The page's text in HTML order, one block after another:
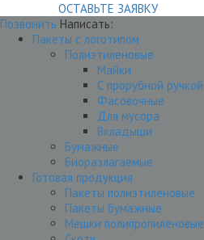
ОСТАВЬТЕ ЗАЯВКУ
Позвонить Написать:
Пакеты с логотипом
Полиэтиленовые
Майки
С прорубной ручкой
Фасовочные
Для мусора
Вкладыши
Бумажные
Биоразлагаемые
Готовая продукция
Пакеты полиэтиленовые
Пакеты бумажные
Мешки полипропиленовые